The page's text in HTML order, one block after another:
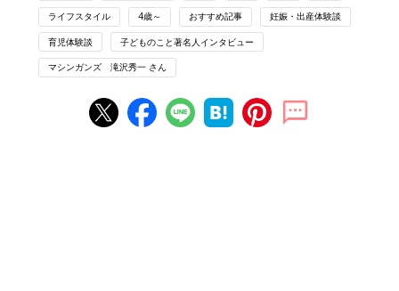
ライフスタイル 4歳～ おすすめ記事 妊娠・出産体験談
育児体験談 子どものこと著名人インタビュー
マシンガンズ 滝沢秀一 さん